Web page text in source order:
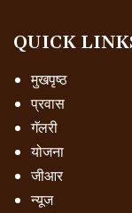
QUICK
मुखपृष्ठ
प्रवास
गॅलरी
योजना
जीआर
न्यूज